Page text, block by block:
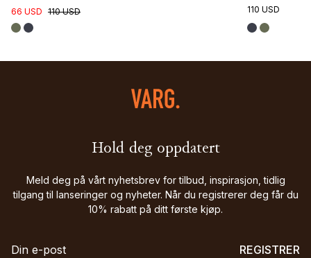
66 USD 110 USD 110 USD
Hold deg oppdatert
Meld deg på vårt nyhetsbrev for tilbud, inspirasjon, tidlig
tilgang til lanseringer og nyheter. Når du registrerer deg får du
10% rabatt på ditt første kjøp.
REGISTRER